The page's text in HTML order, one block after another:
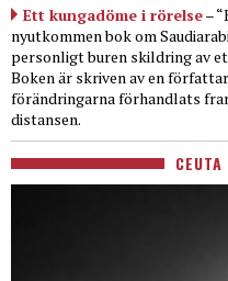
Ett kungadöme i rörelse–
nyutkommen bok om
personligt buren skildring av
Boken är skriven av en
förändringarna förhandlats
distansen.